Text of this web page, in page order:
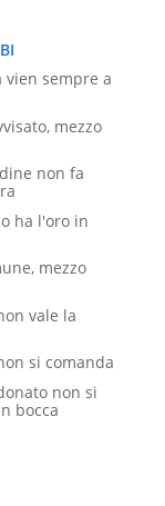
vien sempre a
mezzo
non fa
ha l'oro in
mezzo
vale la
si comanda
non si
bocca